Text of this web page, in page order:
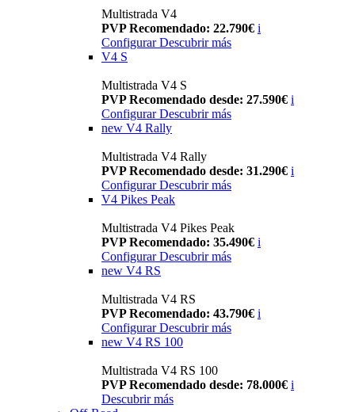
Multistrada V4
PVP Recomendado: 22.790€ i
Configurar Descubrir más
V4 S
Multistrada V4 S
PVP Recomendado desde: 27.590€ i
Configurar Descubrir más
new V4 Rally
Multistrada V4 Rally
PVP Recomendado desde: 31.290€ i
Configurar Descubrir más
V4 Pikes Peak
Multistrada V4 Pikes Peak
PVP Recomendado: 35.490€ i
Configurar Descubrir más
new V4 RS
Multistrada V4 RS
PVP Recomendado: 43.790€ i
ConfigurarDescubrir más
new V4 RS 100
Multistrada V4 RS 100
PVP Recomendado desde: 78.000€ i
Descubrir más